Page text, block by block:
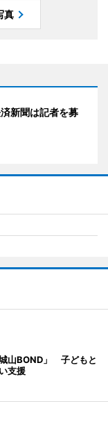
真
新聞は記者を募
山BOND」 子どもと
支援